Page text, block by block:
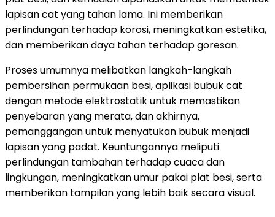
lapisan cat yang tahan lama. Ini memberikan
perlindungan terhadap korosi, meningkatkan estetika,
dan memberikan daya tahan terhadap goresan.
Proses umumnya melibatkan langkah-langkah
pembersihan permukaan besi, aplikasi bubuk cat
dengan metode elektrostatik untuk memastikan
penyebaran yang merata, dan akhirnya,
pemanggangan untuk menyatukan bubuk menjadi
lapisan yang padat. Keuntungannya meliputi
perlindungan tambahan terhadap cuaca dan
lingkungan, meningkatkan umur pakai plat besi, serta
memberikan tampilan yang lebih baik secara visual.